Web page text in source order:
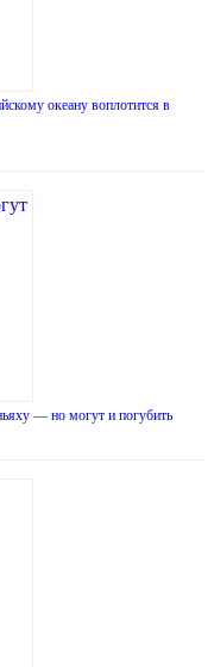
океану воплотится в
— но могут и погубить